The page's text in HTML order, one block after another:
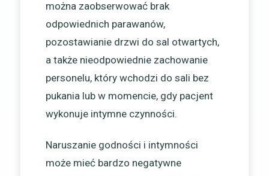
można zaobserwować brak
odpowiednich parawanów,
pozostawianie drzwi do sal otwartych,
a także nieodpowiednie zachowanie
personelu, który wchodzi do sali bez
pukania lub w momencie, gdy pacjent
wykonuje intymne czynności.
Naruszanie godności i intymności
może mieć bardzo negatywne